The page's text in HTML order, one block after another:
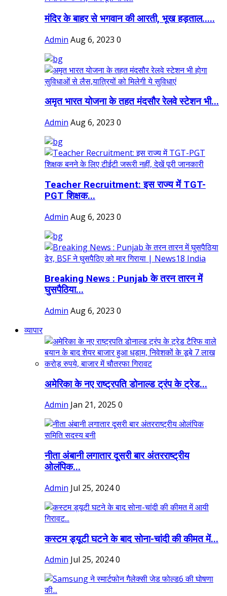
मंदिर के बाहर से भगवान की आरती, भूख हड़ताल.....
Admin Aug 6, 2023 0
अमृत भारत योजना के तहत मंदसौर रेलवे स्टेशन भी...
Admin Aug 6, 2023 0
Teacher Recruitment: इस राज्य में TGT-
PGT शिक्षक...
Admin Aug 6, 2023 0
Breaking News : Punjab के तरन तारन में
घुसपैठिया...
Admin Aug 6, 2023 0
व्यापार
अमेरिका के नए राष्ट्रपति डोनाल्ड ट्रंप के ट्रेड...
Admin Jan 21, 2025 0
नीता अंबानी लगातार दूसरी बार अंतरराष्ट्रीय
ओलंपिक...
Admin Jul 25, 20240
कस्टम ड्यूटी घटने के बाद सोना-चांदी की कीमत में...
Admin Jul 25, 20240